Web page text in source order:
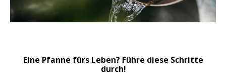
KRW
Eine Pfanne fürs Leben? Führe diese Schritte
durch!